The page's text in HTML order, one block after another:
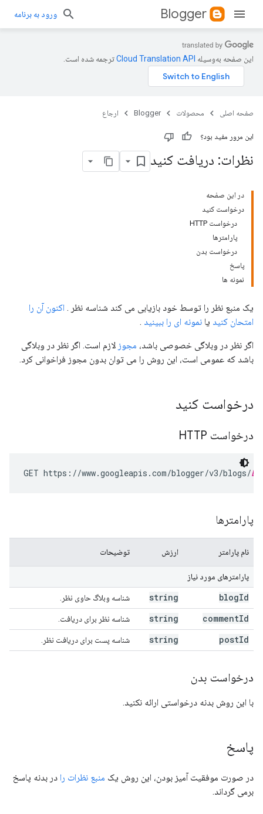
Blogger ورود به برنامه
این صفحه به‌وسیله ترجمه شده است.
صفحه اصلی محصولات Blogger ارجاع
این مرور مفید بود؟
نظرات: دریافت کنید
در این صفحه
درخواست کنید
درخواست HTTP
پارامترها
درخواست بدن
پاسخ
نمونه ها
یک منبع نظر را توسط خود بازیابی می کند شناسه نظر . اکنون آن را
امتحان کنید یا نمونه ای را ببینید .
اگر نظر در وبلاگی خصوصی باشد، مجوز لازم است. اگر نظر در وبلاگی
باشد که عمومی است، این روش را می توان بدون مجوز فراخوانی کرد.
درخواست کنید
درخواست HTTP
GET https://www.googleapis.com/blogger/v3/blogs/
پارامترها
نام پارامتر ارزش توضیحات
پارامترهای مورد نیاز
blogId
string شناسه وبلاگ حاوی نظر.
commentId
string شناسه نظر برای دریافت.
postId
string شناسه پست برای دریافت نظر.
درخواست بدن
با این روش بدنه درخواستی ارائه نکنید.
پاسخ
در صورت موفقیت آمیز بودن، این روش یک منبع نظرات را در بدنه پاسخ
برمی گرداند.